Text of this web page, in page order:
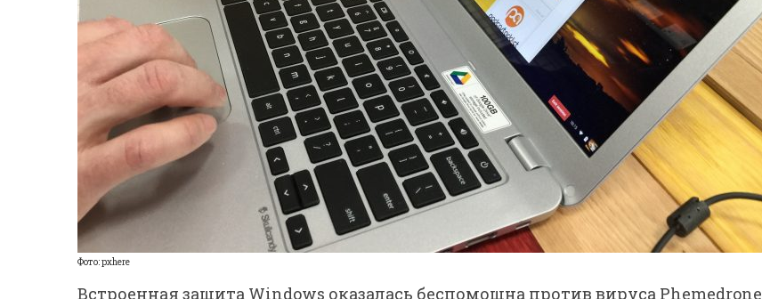
Фото: pxhere
Встроенная защита Windows оказалась беспомощна против вируса Phemedrone